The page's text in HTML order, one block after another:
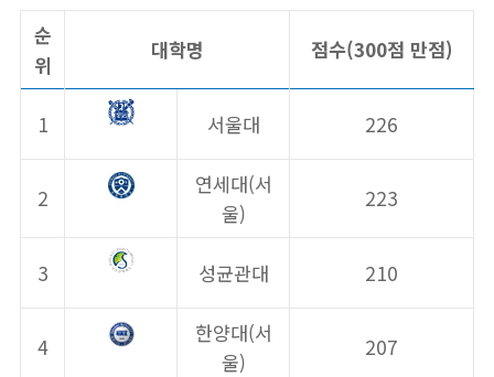
순
위
대학명 점수(300점 만점)
1 서울대 226
2
연세대(서
울)
223
3 성균관대 210
4
한양대(서
울)
207